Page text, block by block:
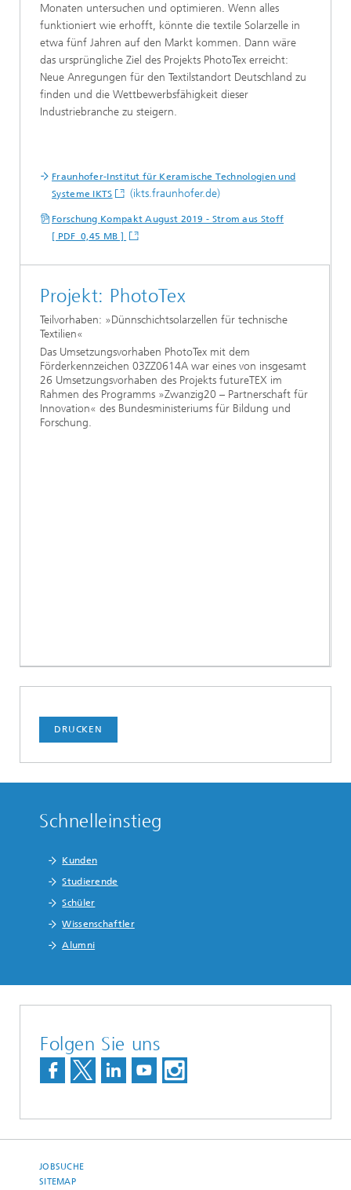
Monaten untersuchen und optimieren. Wenn alles
funktioniert wie erhofft, könnte die textile Solarzelle in
etwa fünf Jahren auf den Markt kommen. Dann wäre
das ursprüngliche Ziel des Projekts PhotoTex erreicht:
Neue Anregungen für den Textilstandort Deutschland zu
finden und die Wettbewerbsfähigkeit dieser
Industriebranche zu steigern.
Fraunhofer-Institut für Keramische Technologien und
Systeme IKTS
(ikts.fraunhofer.de)
Forschung Kompakt August 2019 - Strom aus Stoff
[ PDF 0,45 MB ]
Projekt: PhotoTex
Teilvorhaben: »Dünnschichtsolarzellen für technische
Textilien«
Das Umsetzungsvorhaben PhotoTex mit dem
Förderkennzeichen 03ZZ0614A war eines von insgesamt
26 Umsetzungsvorhaben des Projekts futureTEX im
Rahmen des Programms »Zwanzig20 – Partnerschaft für
Innovation« des Bundesministeriums für Bildung und
Forschung.
DRUCKEN
Schnelleinstieg
Kunden
Studierende
Schüler
Wissenschaftler
Alumni
Folgen Sie uns
JOBSUCHE
SITEMAP